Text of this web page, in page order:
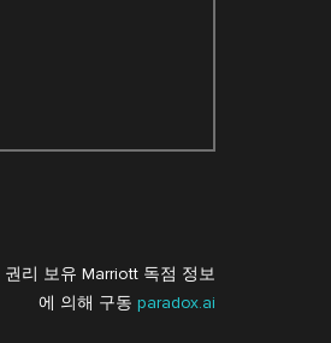
리 보유 Marriott 독점 정보
에 의해 구동 paradox.ai